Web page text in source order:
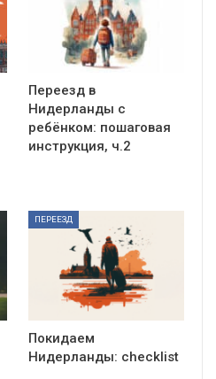
Переезд в
Нидерланды с
ребёнком: пошаговая
инструкция, ч.2
ПЕРЕЕЗД
Покидаем
Нидерланды: checklist